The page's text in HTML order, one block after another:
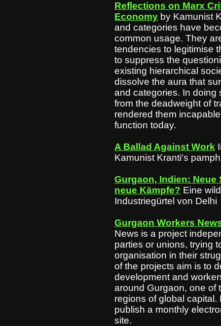
Reflections on Marx
Economy by Kamunist
and categories have
common usage. They
tendencies to legitimise
to suppress the
existing hierarchical
dissolve the aura that
and categories. In doing
from the deadweight of
rendered them
function today.
A Ballad Against Work
Kamunist Kranti's
Gurgaon, Indien: Neue
neue Kämpfe? Eine
Industriegürtel von Delhi
Gurgaon Workers
News is a project
parties or unions, trying
organisation in their
of the projects aim is to
development and
around Gurgaon, one of
regions of global capital.
publish a monthly
site.